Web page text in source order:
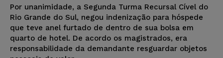
Por unanimidade, a Segunda Turma Recursal Cível do
Rio Grande do Sul, negou indenização para hóspede
que teve anel furtado de dentro de sua bolsa em
quarto de hotel. De acordo os magistrados, era
responsabilidade da demandante resguardar objetos